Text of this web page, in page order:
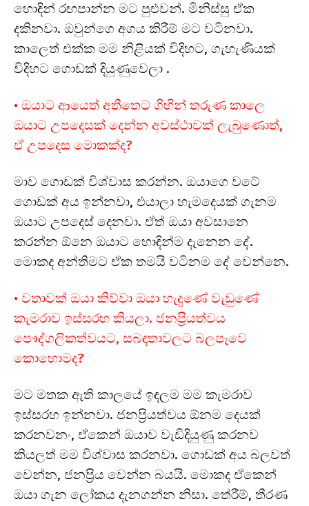
හොඳින් රඟපාන්න මට පුළුවන්. මිනිස්සු ඒක
දකිනවා. ඔවුන්ගෙ අගය කිරීම් මට වටිනවා.
කාලෙත් එක්ක මම නිළියක් විදිහට, ගැහැණියක්
විදිහට ගොඩක් දියුණුවෙලා .
• ඔයාට ආයෙත් අතීතෙට ගිහින් තරුණ කාලෙ
ඔයාට උපදෙසක් දෙන්න අවස්ථාවක් ලැබුණොත්,
ඒ උපදෙස මොකක්ද?
මාව ගොඩක් විශ්වාස කරන්න. ඔයාගෙ වටේ
ගොඩක් අය ඉන්නවා, එයාලා හැමදෙයක් ගැනම
ඔයාට උපදෙස් දෙනවා. ඒත් ඔයා අවසානෙ
කරන්න ඕනෙ ඔයාට හොඳින්ම දැනෙන දේ.
මොකද අන්තිමට ඒක තමයි වටිනම දේ වෙන්නෙ.
• වතාවක් ඔයා කිව්වා ඔයා හැදුණේ වැඩුණේ
කැමරාව ඉස්සරහ කියලා. ජනප්‍රියත්වය
පෞද්ගලිකත්වයට, සබඳතාවලට බලපෑවෙ
කොහොමද?
මට මතක ඇති කාලයේ ඉඳලම මම කැමරාව
ඉස්සරහ ඉන්නවා. ජනප්‍රියත්වය ඕනම දෙයක්
කරනවනං, ඒකෙන් ඔයාව වැඩිදියුණු කරනව
කියලත් මම විශ්වාස කරනවා. ගොඩක් අය බලවත්
වෙන්න, ජනප්‍රිය වෙන්න බයයි. මොකද ඒකෙන්
ඔයා ගැන ලෝකය දැනගන්න නිසා. තේරීම්, තීරණ